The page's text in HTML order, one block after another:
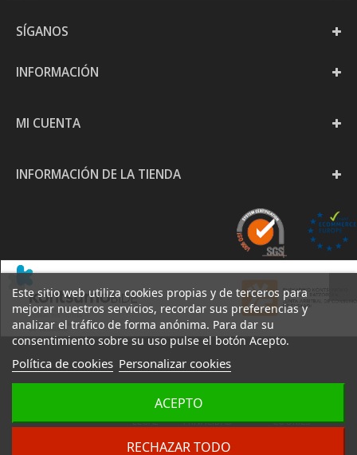
Este sitio web utiliza cookies propias y de terceros para
mejorar nuestros servicios, recordar sus preferencias y
analizar el tráfico de forma anónima. Para dar su
consentimiento sobre su uso pulse el botón Acepto.
Política de cookies Personalizar cookies
RECHAZAR TODO
ACEPTO
SÍGANOS
INFORMACIÓN
MI CUENTA
INFORMACIÓN DE LA TIENDA
DESARROLLO:IZARNET
AVISO
LEGAL
POLÍTICA DE
PRIVACIDAD
COOKIES